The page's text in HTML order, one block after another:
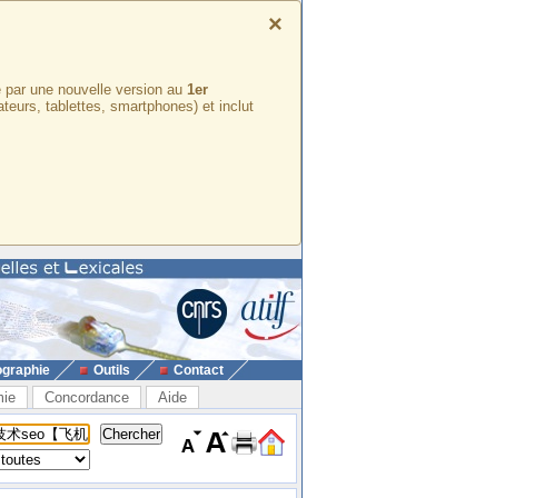
×
une nouvelle version au 1er
tablettes, smartphones) et inclut
Outils Contact
Concordance Aide